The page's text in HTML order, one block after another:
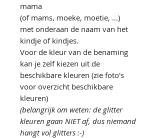
mama
(of mams, moeke, moetie, ...)
met onderaan de naam van het
kindje of kindjes.
Voor de kleur van de benaming
kan je zelf kiezen uit de
beschikbare kleuren (zie foto's
voor overzicht beschikbare
kleuren)
(belangrijk om weten: de glitter
kleuren gaan NIET af, dus niemand
hangt vol glitters :-)